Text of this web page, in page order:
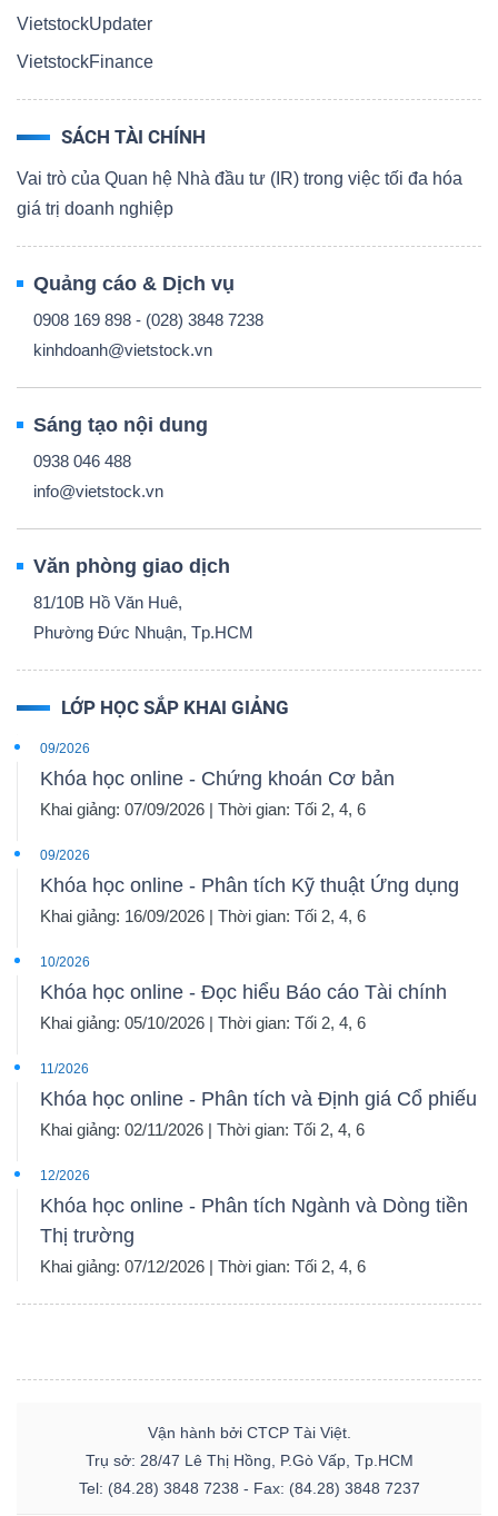
VietstockUpdater
VietstockFinance
SÁCH TÀI CHÍNH
Vai trò của Quan hệ Nhà đầu tư (IR) trong việc tối đa hóa
giá trị doanh nghiệp
Quảng cáo & Dịch vụ
0908 169 898 - (028) 3848 7238
kinhdoanh@vietstock.vn
Sáng tạo nội dung
0938 046 488
info@vietstock.vn
Văn phòng giao dịch
81/10B Hồ Văn Huê,
Phường Đức Nhuận, Tp.HCM
LỚP HỌC SẮP KHAI GIẢNG
09/2026
Khóa học online - Chứng khoán Cơ bản
Khai giảng: 07/09/2026 | Thời gian: Tối 2, 4, 6
09/2026
Khóa học online - Phân tích Kỹ thuật Ứng dụng
Khai giảng: 16/09/2026 | Thời gian: Tối 2, 4, 6
10/2026
Khóa học online - Đọc hiểu Báo cáo Tài chính
Khai giảng: 05/10/2026 | Thời gian: Tối 2, 4, 6
11/2026
Khóa học online - Phân tích và Định giá Cổ phiếu
Khai giảng: 02/11/2026 | Thời gian: Tối 2, 4, 6
12/2026
Khóa học online - Phân tích Ngành và Dòng tiền
Thị trường
Khai giảng: 07/12/2026 | Thời gian: Tối 2, 4, 6
Vận hành bởi CTCP Tài Việt.
Trụ sở: 28/47 Lê Thị Hồng, P.Gò Vấp, Tp.HCM
Tel: (84.28) 3848 7238 - Fax: (84.28) 3848 7237